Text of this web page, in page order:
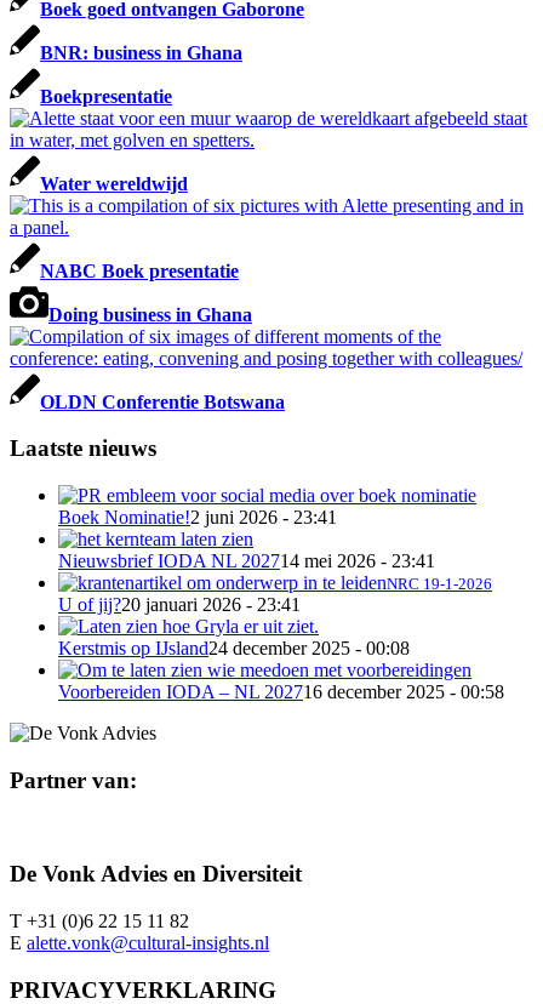
Boek goed ontvangen Gaborone
BNR: business in Ghana
Boekpresentatie
Water wereldwijd
NABC Boek presentatie
Doing business in Ghana
OLDN Conferentie Botswana
Laatste nieuws
Boek Nominatie!2 juni 2026 - 23:41
Nieuwsbrief IODA NL 202714 mei 2026 - 23:41
NRC 19-1-2026
U of jij?20 januari 2026 - 23:41
Kerstmis op IJsland24 december 2025 - 00:08
Voorbereiden IODA – NL 202716 december 2025 - 00:58
Partner van:
De Vonk Advies en Diversiteit
T +31 (0)6 22 15 11 82
E alette.vonk@cultural-insights.nl
PRIVACYVERKLARING